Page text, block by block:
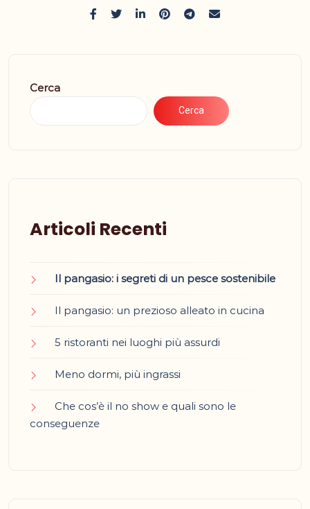
Cerca
Cerca
Articoli Recenti
Il pangasio: i segreti di un pesce sostenibile
Il pangasio: un prezioso alleato in cucina
5 ristoranti nei luoghi più assurdi
Meno dormi, più ingrassi
Che cos’è il no show e quali sono le
conseguenze